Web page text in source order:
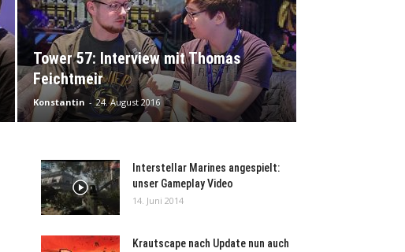
Tower 57: Interview mit Thomas
Feichtmeir
Konstantin - 24. August 2016
Interstellar Marines angespielt:
unser Gameplay Video
14. Juni 2014
Krautscape nach Update nun auch